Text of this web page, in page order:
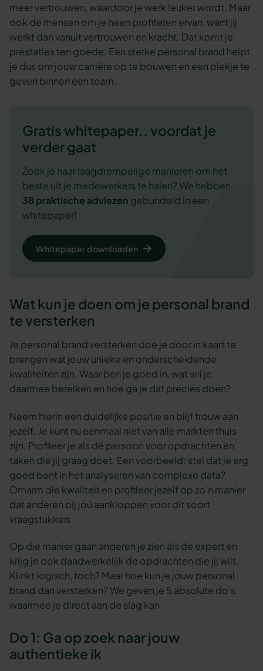
meer vertrouwen, waardoor je werk leuker wordt. Maar
ook de mensen om je heen profiteren ervan, want jij
werkt dan vanuit vertrouwen en kracht. Dat komt je
prestaties ten goede. Een sterke personal brand helpt
je dus om jouw carrière op te bouwen en een plekje te
geven binnen een team.
Gratis whitepaper.. voordat je
verder gaat
Zoek je naar laagdrempelige manieren om het
beste uit je medewerkers te halen? We hebben
38 praktische adviezen gebundeld in een
whitepaper!
Whitepaper downloaden
Wat kun je doen om je personal brand
te versterken
Je personal brand versterken doe je door in kaart te
brengen wat jouw unieke en onderscheidende
kwaliteiten zijn. Waar ben je goed in, wat wil je
daarmee bereiken en hoe ga je dat precies doen?
Neem hierin een duidelijke positie en blijf trouw aan
jezelf. Je kunt nu eenmaal niet van alle markten thuis
zijn. Profileer je als dé persoon voor opdrachten en
taken die jij graag doet. Een voorbeeld: stel dat je erg
goed bent in het analyseren van complexe data?
Omarm die kwaliteit en profileer jezelf op zo’n manier
dat anderen bij jóú aankloppen voor dit soort
vraagstukken.
Op die manier gaan anderen je zien als de expert en
krijg je ook daadwerkelijk de opdrachten die jij wilt.
Klinkt logisch, toch? Maar hoe kun je jouw personal
brand dan versterken? We geven je 5 absolute do’s
waarmee je direct aan de slag kan.
Do 1: Ga op zoek naar jouw
authentieke ik